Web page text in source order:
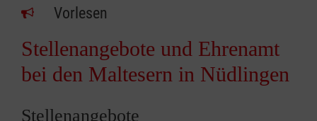
Vorlesen
Stellenangebote und Ehrenamt
bei den Maltesern in Nüdlingen
Stellenangebote